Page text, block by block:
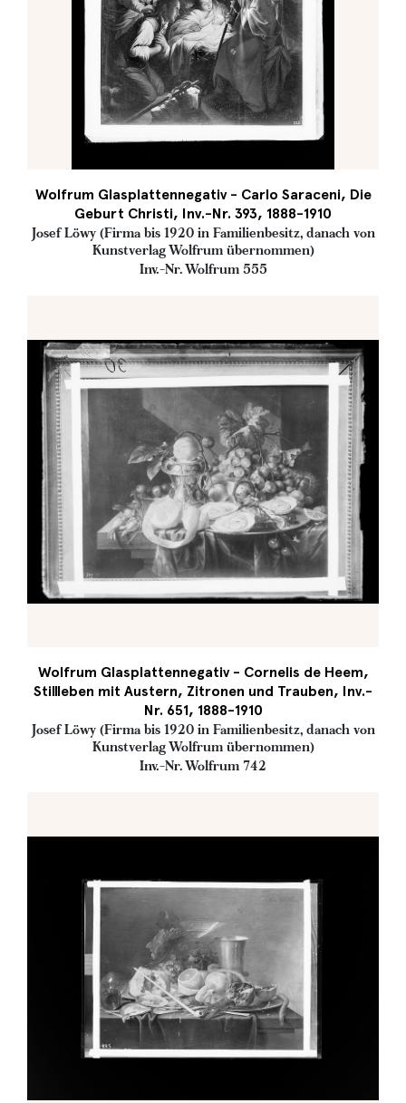
Wolfrum Glasplattennegativ - Carlo Saraceni, Die
Geburt Christi, Inv.-Nr. 393, 1888-1910
Josef Löwy (Firma bis 1920 in Familienbesitz, danach von
Kunstverlag Wolfrum übernommen)
Inv.-Nr. Wolfrum 555
Wolfrum Glasplattennegativ - Cornelis de Heem,
Stillleben mit Austern, Zitronen und Trauben, Inv.-
Nr. 651, 1888-1910
Josef Löwy (Firma bis 1920 in Familienbesitz, danach von
Kunstverlag Wolfrum übernommen)
Inv.-Nr. Wolfrum 742